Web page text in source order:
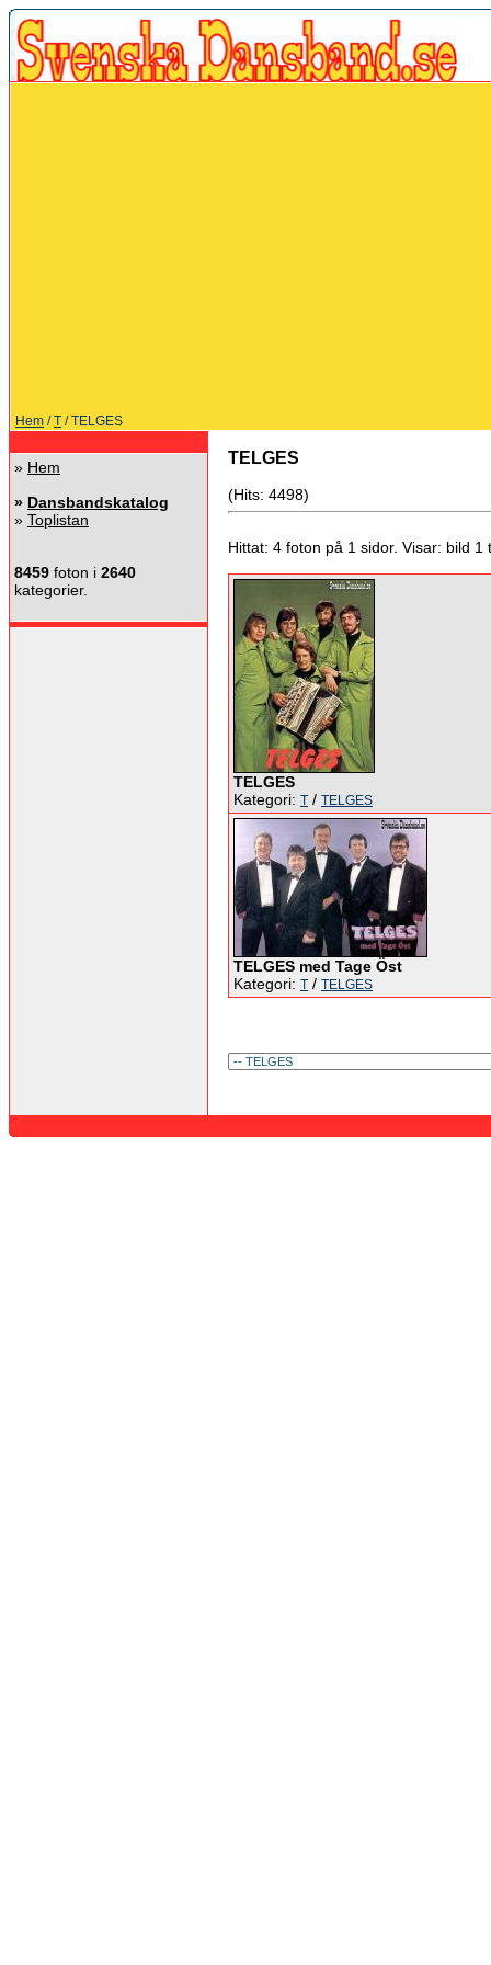
Hem /T / TELGES
» Hem
» Dansbandskatalog
» Toplistan
8459 foton i 2640
kategorier.
TELGES
(Hits: 4498)
Hittat: 4 foton på 1 sidor. Visar: bild 1
TELGES
Kategori: T / TELGES
TELGES med Tage Öst
Kategori: T / TELGES